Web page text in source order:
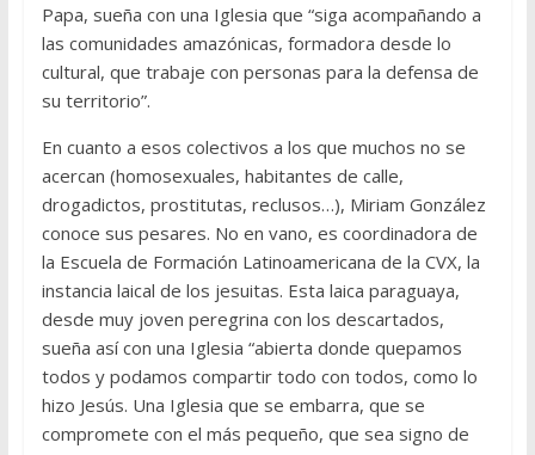
Papa, sueña con una Iglesia que “siga acompañando a
las comunidades amazónicas, formadora desde lo
cultural, que trabaje con personas para la defensa de
su territorio”.
En cuanto a esos colectivos a los que muchos no se
acercan (homosexuales, habitantes de calle,
drogadictos, prostitutas, reclusos…), Miriam González
conoce sus pesares. No en vano, es coordinadora de
la Escuela de Formación Latinoamericana de la CVX, la
instancia laical de los jesuitas. Esta laica paraguaya,
desde muy joven peregrina con los descartados,
sueña así con una Iglesia “abierta donde quepamos
todos y podamos compartir todo con todos, como lo
hizo Jesús. Una Iglesia que se embarra, que se
compromete con el más pequeño, que sea signo de